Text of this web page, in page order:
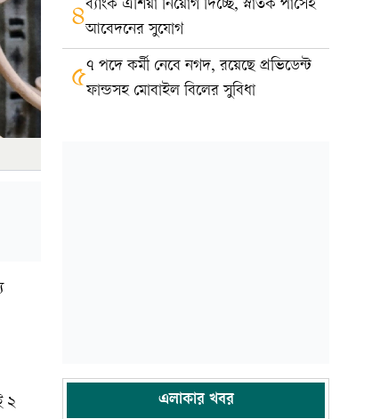
২
৪ব্যাংক এশিয়া নিয়োগ দিচ্ছে, স্নাতক পাসেই
আবেদনের সুযোগ
৫৭ পদে কর্মী নেবে নগদ, রয়েছে প্রভিডেন্ট
ফান্ডসহ মোবাইল বিলের সুবিধা
এলাকার খবর